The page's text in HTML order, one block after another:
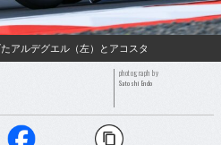
アルデグエル（左）とアコスタ
photograph by
Satoshi Endo